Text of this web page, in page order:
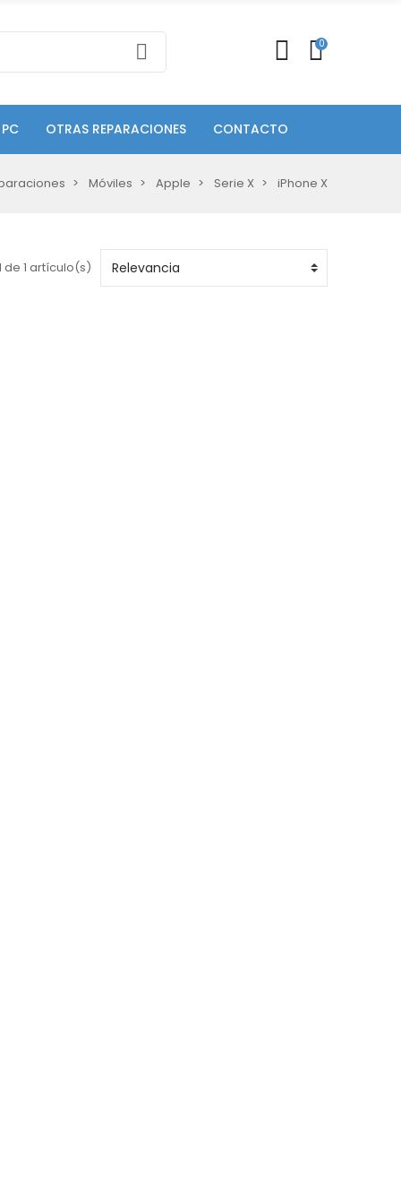
0
OTRAS REPARACIONES CONTACTO
Móviles Apple Serie X iPhone X
de 1 artículo(s)